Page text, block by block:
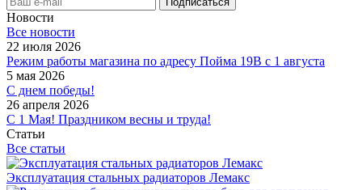
Новости
Все новости
22 июля 2026
Режим работы магазина по адресу Пойма 19В с 1 августа
5 мая 2026
С днем победы!
26 апреля 2026
С 1 Мая! Праздником весны и труда!
Статьи
Все статьи
Эксплуатация стальных радиаторов Лемакс